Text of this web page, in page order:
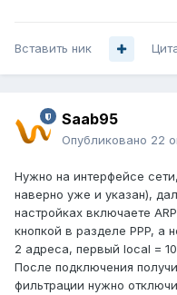
Вставить ник
Saab95
Опубликовано 22
Нужно на интерфейсе
наверно уже и указан),
настройках включаете
кнопкой в разделе PPP, а
2 адреса, первый local =
После подключения
фильтрации нужно